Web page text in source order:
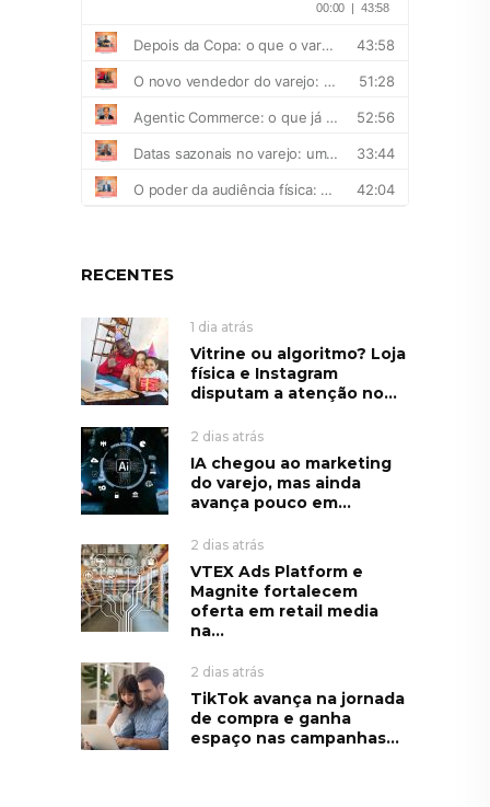
RECENTES
1 dia atrás
Vitrine ou algoritmo? Loja
física e Instagram
disputam a atenção no...
2 dias atrás
IA chegou ao marketing
do varejo, mas ainda
avança pouco em...
2 dias atrás
VTEX Ads Platform e
Magnite fortalecem
oferta em retail media
na...
2 dias atrás
TikTok avança na jornada
de compra e ganha
espaço nas campanhas...